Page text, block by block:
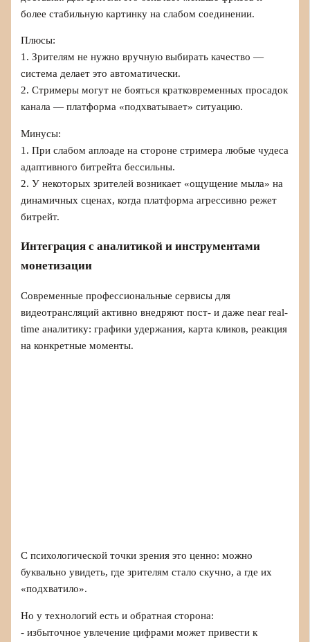
более стабильную картинку на слабом соединении.
Плюсы:
1. Зрителям не нужно вручную выбирать качество —
система делает это автоматически.
2. Стримеры могут не бояться кратковременных просадок
канала — платформа «подхватывает» ситуацию.
Минусы:
1. При слабом аплоаде на стороне стримера любые чудеса
адаптивного битрейта бессильны.
2. У некоторых зрителей возникает «ощущение мыла» на
динамичных сценах, когда платформа агрессивно режет
битрейт.
Интеграция с аналитикой и инструментами
монетизации
Современные профессиональные сервисы для
видеотрансляций активно внедряют пост- и даже near real-
time аналитику: графики удержания, карта кликов, реакция
на конкретные моменты.
С психологической точки зрения это ценно: можно
буквально увидеть, где зрителям стало скучно, а где их
«подхватило».
Но у технологий есть и обратная сторона:
- избыточное увлечение цифрами может привести к